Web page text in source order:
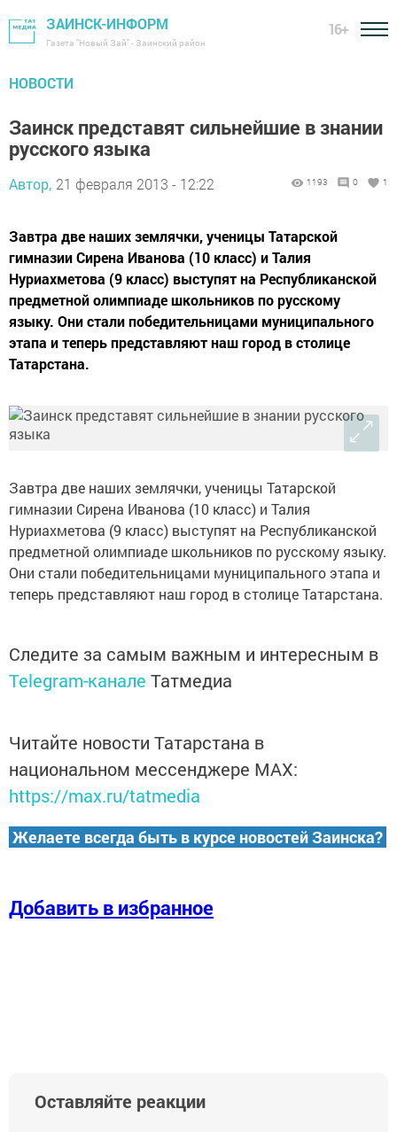
ЗАИНСК-ИНФОРМ
Газета "Новый Зай" - Заинский район
16+
НОВОСТИ
Заинск представят сильнейшие в знании
русского языка
Автор, 21 февраля 2013 - 12:22 1193 0 1
Завтра две наших землячки, ученицы Татарской
гимназии Сирена Иванова (10 класс) и Талия
Нуриахметова (9 класс) выступят на Республиканской
предметной олимпиаде школьников по русскому
языку. Они стали победительницами муниципального
этапа и теперь представляют наш город в столице
Татарстана.
Завтра две наших землячки, ученицы Татарской
гимназии Сирена Иванова (10 класс) и Талия
Нуриахметова (9 класс) выступят на Республиканской
предметной олимпиаде школьников по русскому языку.
Они стали победительницами муниципального этапа и
теперь представляют наш город в столице Татарстана.
Следите за самым важным и интересным в
Telegram-канале Татмедиа
Читайте новости Татарстана в
национальном мессенджере MАХ:
https://max.ru/tatmedia
Желаете всегда быть в курсе новостей Заинска?
Добавить в избранное
Оставляйте реакции